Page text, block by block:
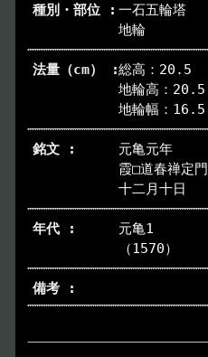
一石五輪塔
地輪
総高：20.5
地輪高：20.5
地輪幅：16.5
元亀元年
霞□道春禅定門
十二月十日
元亀1
（1570）